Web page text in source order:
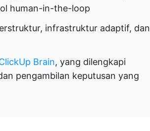
human-in-the-loop
infrastruktur adaptif, dan
Brain, yang dilengkapi
pengambilan keputusan yang